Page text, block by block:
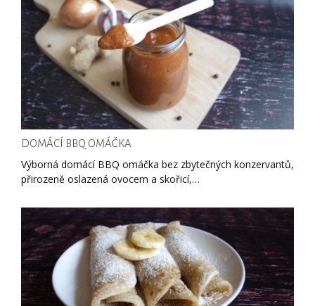
DOMÁCÍ BBQ OMÁČKA
Výborná domácí BBQ omáčka bez zbytečných konzervantů,
přirozeně oslazená ovocem a skořicí,…